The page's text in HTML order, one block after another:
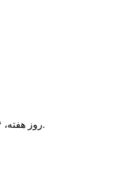
۷ روز هفته، ۲۴ ساعته پاسخگوی شما هستیم.